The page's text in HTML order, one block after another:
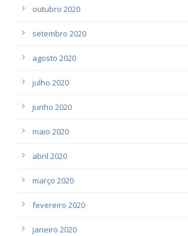
outubro 2020
setembro 2020
agosto 2020
julho 2020
junho 2020
maio 2020
abril 2020
março 2020
fevereiro 2020
janeiro 2020